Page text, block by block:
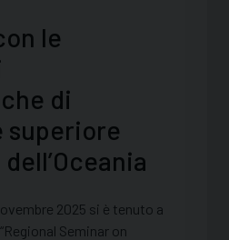
le
di
superiore
dell’Oceania
2025 si è tenuto a
Seminar on